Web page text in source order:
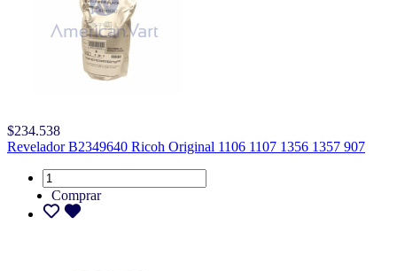
$234.538
Revelador B2349640 Ricoh Original 1106 1107 1356 1357 907
Comprar